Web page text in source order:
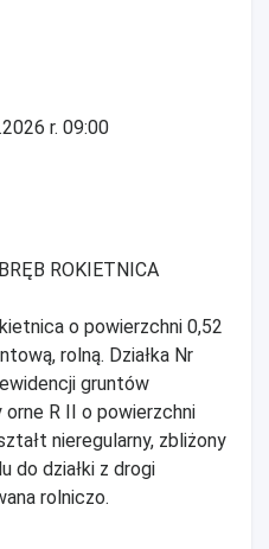
r. 09:00
ROKIETNICA
o powierzchni 0,52
rolną. Działka Nr
gruntów
R II o powierzchni
nieregularny, zbliżony
do działki z drogi
rolniczo.